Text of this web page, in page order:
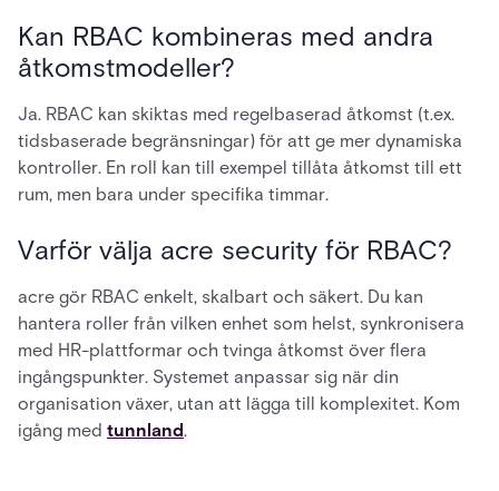
Kan RBAC kombineras med andra
åtkomstmodeller?
Ja. RBAC kan skiktas med regelbaserad åtkomst (t.ex.
tidsbaserade begränsningar) för att ge mer dynamiska
kontroller. En roll kan till exempel tillåta åtkomst till ett
rum, men bara under specifika timmar.
Varför välja acre security för RBAC?
acre gör RBAC enkelt, skalbart och säkert. Du kan
hantera roller från vilken enhet som helst, synkronisera
med HR-plattformar och tvinga åtkomst över flera
ingångspunkter. Systemet anpassar sig när din
organisation växer, utan att lägga till komplexitet. Kom
igång med tunnland.